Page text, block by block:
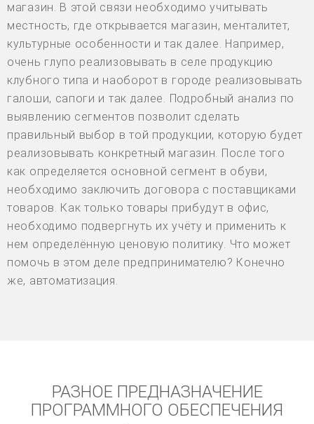
магазин. В этой связи необходимо учитывать
местность, где открывается магазин, менталитет,
культурные особенности и так далее. Например,
очень глупо реализовывать в селе продукцию
клубного типа и наоборот в городе реализовывать
галоши, сапоги и так далее. Подробный анализ по
выявлению сегментов позволит сделать
правильный выбор в той продукции, которую будет
реализовывать конкретный магазин. После того
как определяется основной сегмент в обуви,
необходимо заключить договора с поставщиками
товаров. Как только товары прибудут в офис,
необходимо подвергнуть их учёту и применить к
нем определённую ценовую политику. Что может
помочь в этом деле предпринимателю? Конечно
же, автоматизация.
РАЗНОЕ ПРЕДНАЗНАЧЕНИЕ
ПРОГРАММНОГО ОБЕСПЕЧЕНИЯ